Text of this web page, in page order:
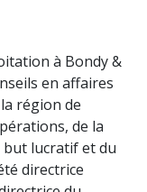
à Bondy &
en affaires
région de
de la
but lucratif et du
directrice